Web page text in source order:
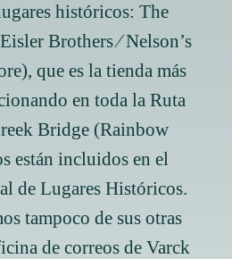
históricos: The
Brothers ⁄ Nelson’s
que es la tienda más
en toda la Ruta
Bridge (Rainbow
están incluidos en el
de Lugares Históricos.
tampoco de sus otras
de correos de Varck